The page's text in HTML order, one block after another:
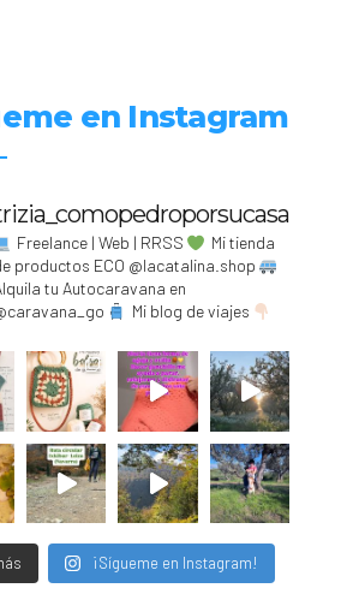
en Instagram
Freelance | Web | RRSS
Mi tienda
productos ECO @lacatalina.shop
tu Autocaravana en
Mi blog de viajes
¡Sígueme en Instagram!